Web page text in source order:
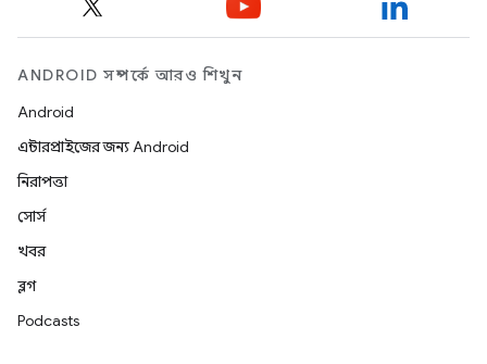
ANDROID সম্পর্কে আরও শিখুন
Android
এন্টারপ্রাইজের জন্য Android
নিরাপত্তা
সোর্স
খবর
ব্লগ
Podcasts